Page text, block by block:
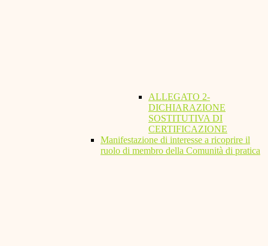
ALLEGATO 2-
DICHIARAZIONE
SOSTITUTIVA DI
CERTIFICAZIONE
Manifestazione di interesse a ricoprire il
ruolo di membro della Comunità di pratica